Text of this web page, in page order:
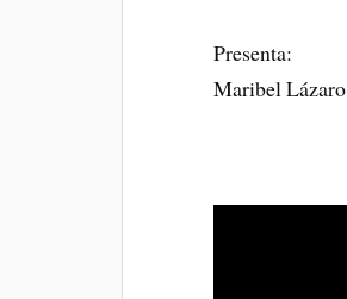
Presenta:
Maribel Lázaro